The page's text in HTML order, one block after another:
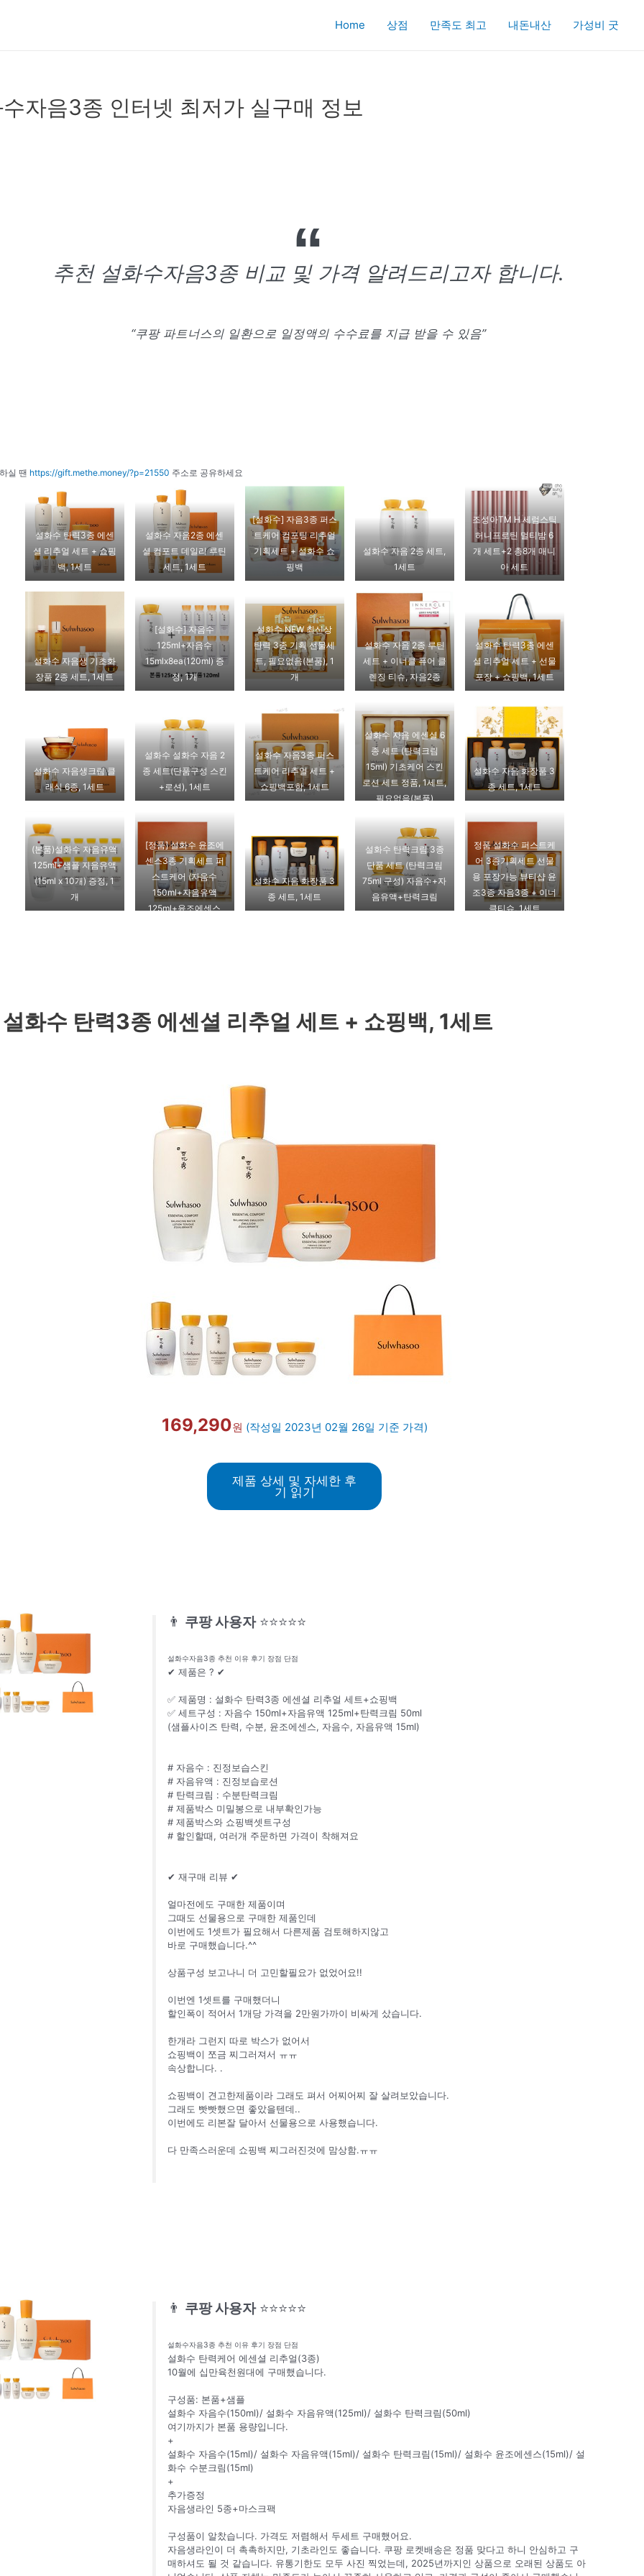
Home 상점 만족도 최고 내돈내산 가성비 굿
자음3종 인터넷 최저가 실구매 정보
추천 설화수자음3종 비교 및 가격 알려드리고자 합니다.
“쿠팡 파트너스의 일환으로 일정액의 수수료를 지급 받을 수 있음”
실 땐 https://gift.methe.money/?p=21550 주소로 공유하세요
설화수 탄력3종 에센
셜 리추얼 세트 + 쇼핑
백, 1세트
설화수 자음2종 에센
셜 컴포트 데일리 루틴
세트, 1세트
[설화수] 자음3종 퍼스
트케어 컴포팅 리추얼
기획세트 + 설화수 쇼
핑백
설화수 자음 2종 세트,
1세트
조성아TM H 세럼스틱
허니프로틴 멀티밤 6
개 세트+2 총8개 매니
아 세트
설화수 자음생 기초화
장품 2종 세트, 1세트
[설화수] 자음수
125ml+자음수
15mlx8ea(120ml) 증
정, 1개
설화수 NEW 최신상
탄력 3종 기획 선물세
트, 필요없음(본품), 1
개
설화수 자음 2종 루틴
세트 + 이너클 퓨어 클
렌징 티슈, 자음2종
설화수 탄력3종 에센
셜 리추얼 세트 + 선물
포장 + 쇼핑백, 1세트
설화수 자음생크림 클
래식 6종, 1세트
설화수 설화수 자음 2
종 세트(단품구성 스킨
+로션), 1세트
설화수 자음3종 퍼스
트케어 리추얼 세트 +
쇼핑백포함, 1세트
설화수 자음 에센셜 6
종 세트 (탄력크림
15ml) 기초케어 스킨
로션 세트 정품, 1세트,
필요없음(본품)
설화수 자음 화장품 3
종 세트, 1세트
(본품)설화수 자음유액
125ml+샘플 자음유액
(15ml x 10개) 증정, 1
개
[정품] 설화수 윤조에
센스3종 기획세트 퍼
스트케어 (자음수
150ml+자음유액
125ml+윤조에센스
설화수 자음 화장품 3
종 세트, 1세트
설화수 탄력크림 3종
단품 세트 (탄력크림
75ml 구성) 자음수+자
음유액+탄력크림
정품 설화수 퍼스트케
어 3종기획세트 선물
용 포장가능 뷰티샵 윤
조3종 자음3종 + 이너
클티슈, 1세트
설화수 탄력3종 에센셜 리추얼 세트 + 쇼핑백, 1세트
169,290원 (작성일 2023년 02월 26일 기준 가격)
제품 상세 및 자세한 후
기 읽기
👨 쿠팡 사용자 ⭐⭐⭐⭐⭐
설화수자음3종 추천 이유 후기 장점 단점
✔ 제품은 ? ✔
✅ 제품명 : 설화수 탄력3종 에센셜 리추얼 세트+쇼핑백
✅ 세트구성 : 자음수 150ml+자음유액 125ml+탄력크림 50ml
(샘플사이즈 탄력, 수분, 윤조에센스, 자음수, 자음유액 15ml)
# 자음수 : 진정보습스킨
# 자음유액 : 진정보습로션
# 탄력크림 : 수분탄력크림
# 제품박스 미밀봉으로 내부확인가능
# 제품박스와 쇼핑백셋트구성
# 할인할때, 여러개 주문하면 가격이 착해져요
✔ 재구매 리뷰 ✔
얼마전에도 구매한 제품이며
그때도 선물용으로 구매한 제품인데
이번에도 1셋트가 필요해서 다른제품 검토해하지않고
바로 구매했습니다.^^
상품구성 보고나니 더 고민할필요가 없었어요!!
이번엔 1셋트를 구매했더니
할인폭이 적어서 1개당 가격을 2만원가까이 비싸게 샀습니다.
한개라 그런지 따로 박스가 없어서
쇼핑백이 쪼금 찌그러져서 ㅠㅠ
속상합니다. .
쇼핑백이 견고한제품이라 그래도 펴서 어찌어찌 잘 살려보았습니다.
그래도 빳빳했으면 좋았을텐데..
이번에도 리본잘 달아서 선물용으로 사용했습니다.
다 만족스러운데 쇼핑백 찌그러진것에 맘상함.ㅠㅠ
👨 쿠팡 사용자 ⭐⭐⭐⭐⭐
설화수자음3종 추천 이유 후기 장점 단점
설화수 탄력케어 에센셜 리추얼(3종)
10월에 십만육천원대에 구매했습니다.
구성품: 본품+샘플
설화수 자음수(150ml)/ 설화수 자음유액(125ml)/ 설화수 탄력크림(50ml)
여기까지가 본품 용량입니다.
+
설화수 자음수(15ml)/ 설화수 자음유액(15ml)/ 설화수 탄력크림(15ml)/ 설화수 윤조에센스(15ml)/ 설
화수 수분크림(15ml)
+
추가증정
자음생라인 5종+마스크팩
구성품이 알찼습니다. 가격도 저렴해서 두세트 구매했어요.
자음생라인이 더 촉촉하지만, 기초라인도 좋습니다. 쿠팡 로켓배송은 정품 맞다고 하니 안심하고 구
매하셔도 될 것 같습니다. 유통기한도 모두 사진 찍었는데, 2025년까지인 상품으로 오래된 상품도 아